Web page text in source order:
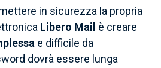
in sicurezza la propria
Libero Mail è creare
e difficile da
dovrà essere lunga